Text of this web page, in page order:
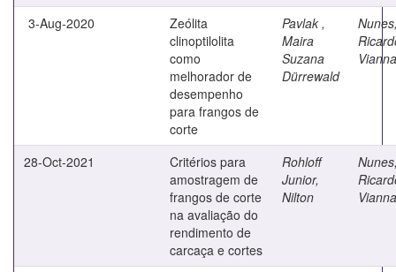
3-Aug-2020
Zeólita
clinoptilolita
como
melhorador de
desempenho
para frangos de
corte
Pavlak ,
Maira
Suzana
Dürrewald
Vianna
28-Oct-2021
Critérios para
amostragem de
frangos de corte
na avaliação do
rendimento de
carcaça e cortes
Rohloff
Junior,
Nilton
Vianna